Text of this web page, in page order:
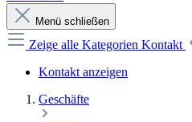
Menü schließen
Zeige alle Kategorien Kontakt
Kontakt anzeigen
Geschäfte